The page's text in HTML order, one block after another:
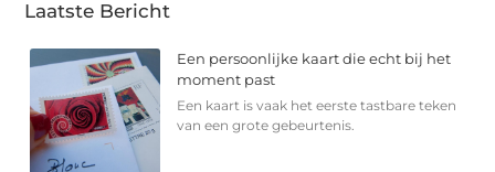
Laatste Bericht
Een persoonlijke kaart die echt bij het
moment past
Een kaart is vaak het eerste tastbare teken
van een grote gebeurtenis.